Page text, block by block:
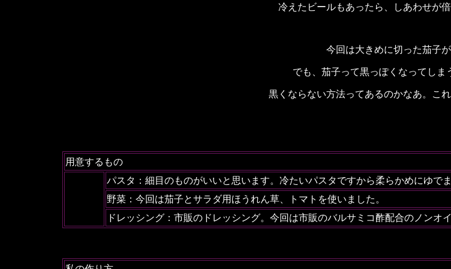
冷えたビールもあったら、しあわせが倍
今回は大きめに切った茄子が
でも、茄子って黒っぽくなってしま
黒くならない方法ってあるのかなあ。こ
用意するもの
パスタ：細目のものがいいと思います。冷たいパスタですから柔らかめにゆでま
野菜：今回は茄子とサラダ用ほうれん草、トマトを使いました。
ドレッシング：市販のドレッシング。今回は市販のバルサミコ酢配合のノンオ